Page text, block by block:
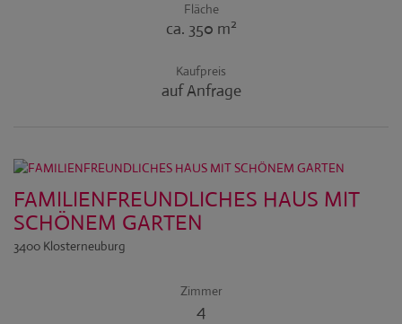
Fläche
ca. 350 m2
Kaufpreis
auf Anfrage
FAMILIENFREUNDLICHES HAUS MIT
SCHÖNEM GARTEN
3400 Klosterneuburg
Zimmer
4